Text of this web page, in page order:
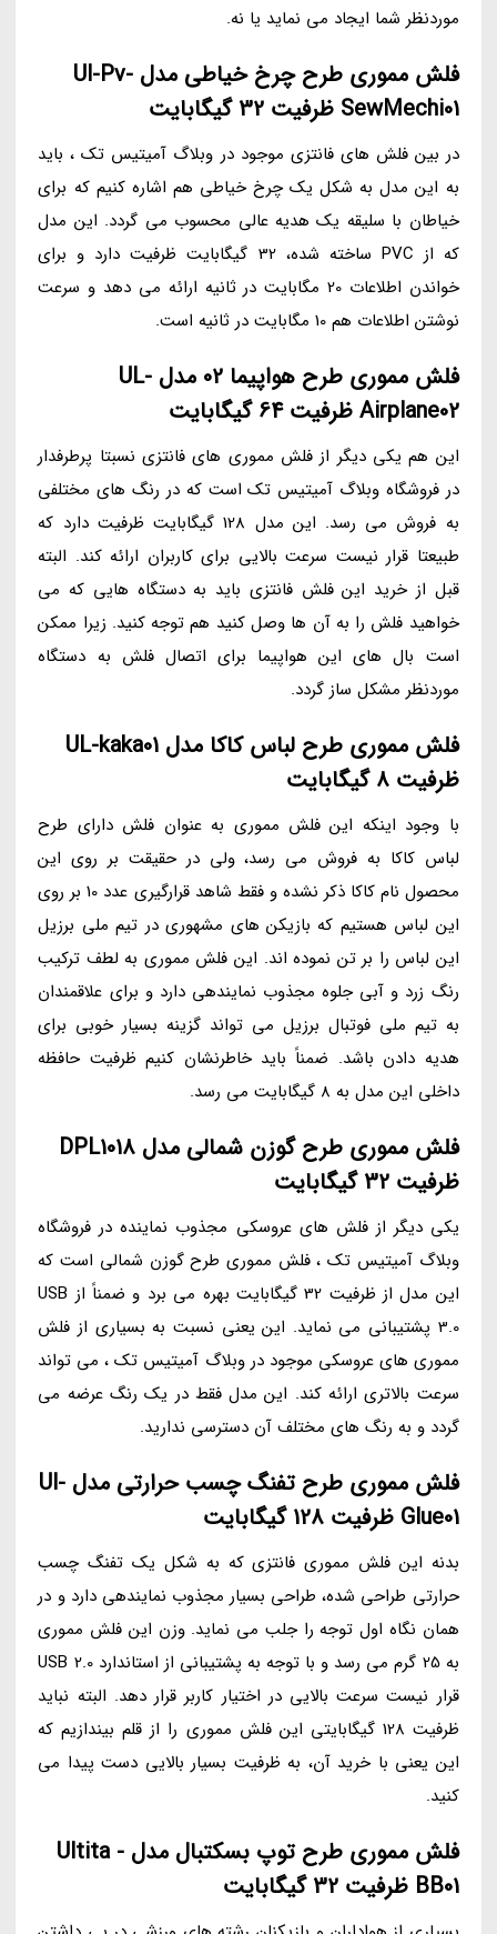
موردنظر شما ایجاد می نماید یا نه.
فلش مموری طرح چرخ خیاطی مدل Ul-Pv-
SewMechi01 ظرفیت 32 گیگابایت
در بین فلش های فانتزی موجود در وبلاگ آمیتیس تک ، باید
به این مدل به شکل یک چرخ خیاطی هم اشاره کنیم که برای
خیاطان با سلیقه یک هدیه عالی محسوب می گردد. این مدل
که از PVC ساخته شده، 32 گیگابایت ظرفیت دارد و برای
خواندن اطلاعات 20 مگابایت در ثانیه ارائه می دهد و سرعت
نوشتن اطلاعات هم 10 مگابایت در ثانیه است.
فلش مموری طرح هواپیما 02 مدل UL-
Airplane02 ظرفیت 64 گیگابایت
این هم یکی دیگر از فلش مموری های فانتزی نسبتا پرطرفدار
در فروشگاه وبلاگ آمیتیس تک است که در رنگ های مختلفی
به فروش می رسد. این مدل 128 گیگابایت ظرفیت دارد که
طبیعتا قرار نیست سرعت بالایی برای کاربران ارائه کند. البته
قبل از خرید این فلش فانتزی باید به دستگاه هایی که می
خواهید فلش را به آن ها وصل کنید هم توجه کنید. زیرا ممکن
است بال های این هواپیما برای اتصال فلش به دستگاه
موردنظر مشکل ساز گردد.
فلش مموری طرح لباس کاکا مدل UL-kaka01
ظرفیت 8 گیگابایت
با وجود اینکه این فلش مموری به عنوان فلش دارای طرح
لباس کاکا به فروش می رسد، ولی در حقیقت بر روی این
محصول نام کاکا ذکر نشده و فقط شاهد قرارگیری عدد 10 بر روی
این لباس هستیم که بازیکن های مشهوری در تیم ملی برزیل
این لباس را بر تن نموده اند. این فلش مموری به لطف ترکیب
رنگ زرد و آبی جلوه مجذوب نمایندهی دارد و برای علاقمندان
به تیم ملی فوتبال برزیل می تواند گزینه بسیار خوبی برای
هدیه دادن باشد. ضمناً باید خاطرنشان کنیم ظرفیت حافظه
داخلی این مدل به 8 گیگابایت می رسد.
فلش مموری طرح گوزن شمالی مدل DPL1018
ظرفیت 32 گیگابایت
یکی دیگر از فلش های عروسکی مجذوب نماینده در فروشگاه
وبلاگ آمیتیس تک ، فلش مموری طرح گوزن شمالی است که
این مدل از ظرفیت 32 گیگابایت بهره می برد و ضمناً از USB
3.0 پشتیبانی می نماید. این یعنی نسبت به بسیاری از فلش
مموری های عروسکی موجود در وبلاگ آمیتیس تک ، می تواند
سرعت بالاتری ارائه کند. این مدل فقط در یک رنگ عرضه می
گردد و به رنگ های مختلف آن دسترسی ندارید.
فلش مموری طرح تفنگ چسب حرارتی مدل Ul-
Glue01 ظرفیت 128 گیگابایت
بدنه این فلش مموری فانتزی که به شکل یک تفنگ چسب
حرارتی طراحی شده، طراحی بسیار مجذوب نمایندهی دارد و در
همان نگاه اول توجه را جلب می نماید. وزن این فلش مموری
به 25 گرم می رسد و با توجه به پشتیبانی از استاندارد USB 2.0
قرار نیست سرعت بالایی در اختیار کاربر قرار دهد. البته نباید
ظرفیت 128 گیگابایتی این فلش مموری را از قلم بیندازیم که
این یعنی با خرید آن، به ظرفیت بسیار بالایی دست پیدا می
کنید.
فلش مموری طرح توپ بسکتبال مدل Ultita -
BB01 ظرفیت 32 گیگابایت